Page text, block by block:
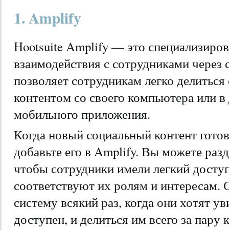
1. Amplify
Hootsuite Amplify — это
взаимодействия с сотрудниками
позволяет сотрудникам легко
контентом со своего компьютера или
мобильного приложения.
Когда новый социальный контент
добавьте его в Amplify. Вы можете
чтобы сотрудники имели легкий
соответствуют их ролям и интересам.
систему всякий раз, когда они хотят
доступен, и делиться им всего за пару